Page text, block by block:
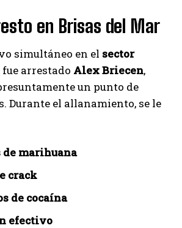
en Brisas del Mar
simultáneo en el sector
fue arrestado Alex Briecen,
un punto de
Durante el allanamiento, se le
de marihuana
crack
de cocaína
efectivo